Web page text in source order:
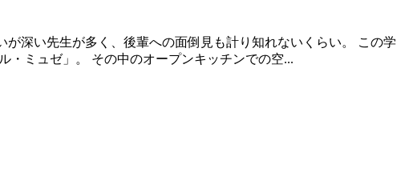
深い先生が多く、後輩への面倒見も計り知れないくらい。 この学
・ミュゼ」。 その中のオープンキッチンでの空...